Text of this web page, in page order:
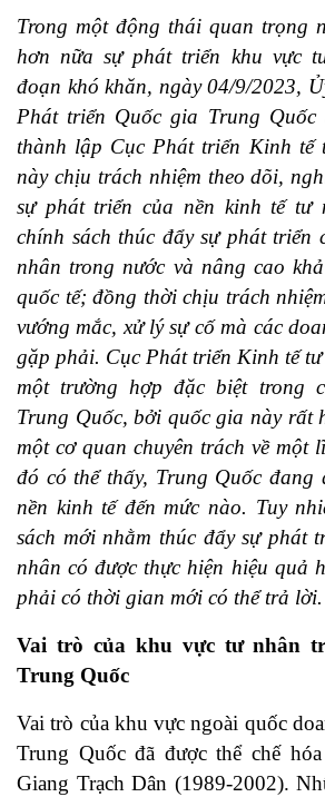
Trong một động thái quan trọng
hơn nữa sự phát triển khu vực
đoạn khó khăn, ngày 04/9/2023,
Phát triển Quốc gia Trung Quốc
thành lập Cục Phát triển Kinh tế
này chịu trách nhiệm theo dõi,
sự phát triển của nền kinh tế tư
chính sách thúc đẩy sự phát triển
nhân trong nước và nâng cao
quốc tế; đồng thời chịu trách
vướng mắc, xử lý sự cố mà các
gặp phải. Cục Phát triển Kinh tế
một trường hợp đặc biệt trong
Trung Quốc, bởi quốc gia này rất
một cơ quan chuyên trách về một
đó có thể thấy, Trung Quốc đang
nền kinh tế đến mức nào. Tuy
sách mới nhằm thúc đẩy sự phát
nhân có được thực hiện hiệu quả
phải có thời gian mới có thể trả lời.
Vai trò của khu vực tư nhân
Trung Quốc
Vai trò của khu vực ngoài quốc
Trung Quốc đã được thể chế
Giang Trạch Dân (1989-2002).